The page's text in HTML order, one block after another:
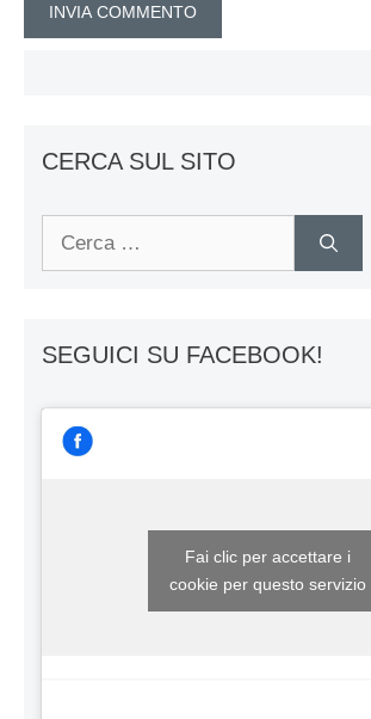
CERCA SUL SITO
Ricerca
SEGUICI SU FACEBOOK!
Fai clic per accettare i
cookie per questo servizio